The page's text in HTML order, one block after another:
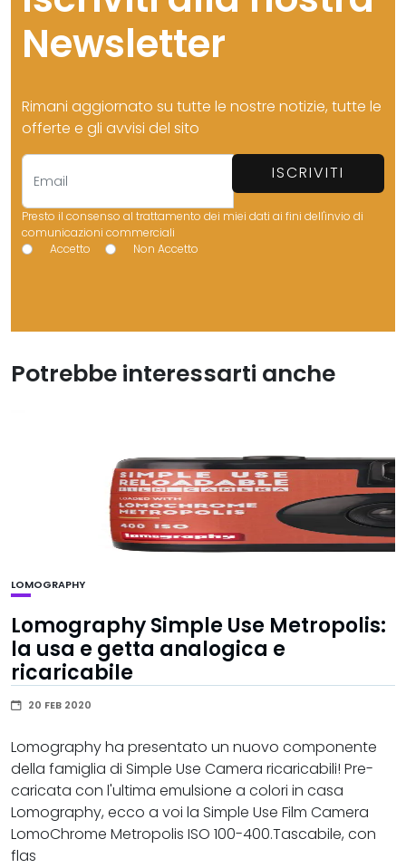
Newsletter
Rimani aggiornato su tutte le nostre notizie, tutte le
offerte e gli avvisi del sito
ISCRIVITI
Presto il consenso al trattamento dei miei dati ai fini dell'invio di
comunicazioni commerciali
Accetto
Non Accetto
Potrebbe interessarti anche
LOMOGRAPHY
Lomography Simple Use Metropolis:
la usa e getta analogica e
ricaricabile
20 FEB 2020
Lomography ha presentato un nuovo componente
della famiglia di Simple Use Camera ricaricabili! Pre-
caricata con l'ultima emulsione a colori in casa
Lomography, ecco a voi la Simple Use Film Camera
LomoChrome Metropolis ISO 100-400.Tascabile, con
flas